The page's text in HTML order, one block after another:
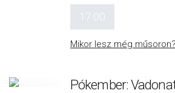
17:00
Mikor lesz még műsoron?
Pókember: